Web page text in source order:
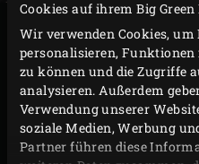
Cookies auf ihrem Big Green
Wir verwenden Cookies,
personalisieren,
zu können und die Zugriffe
analysieren. Außerdem
Verwendung unserer
soziale Medien, Werbung
Partner führen diese
100 ml des Olivenöls
Rost des Big Green
hinzufügen, den
Temperatur auf 140